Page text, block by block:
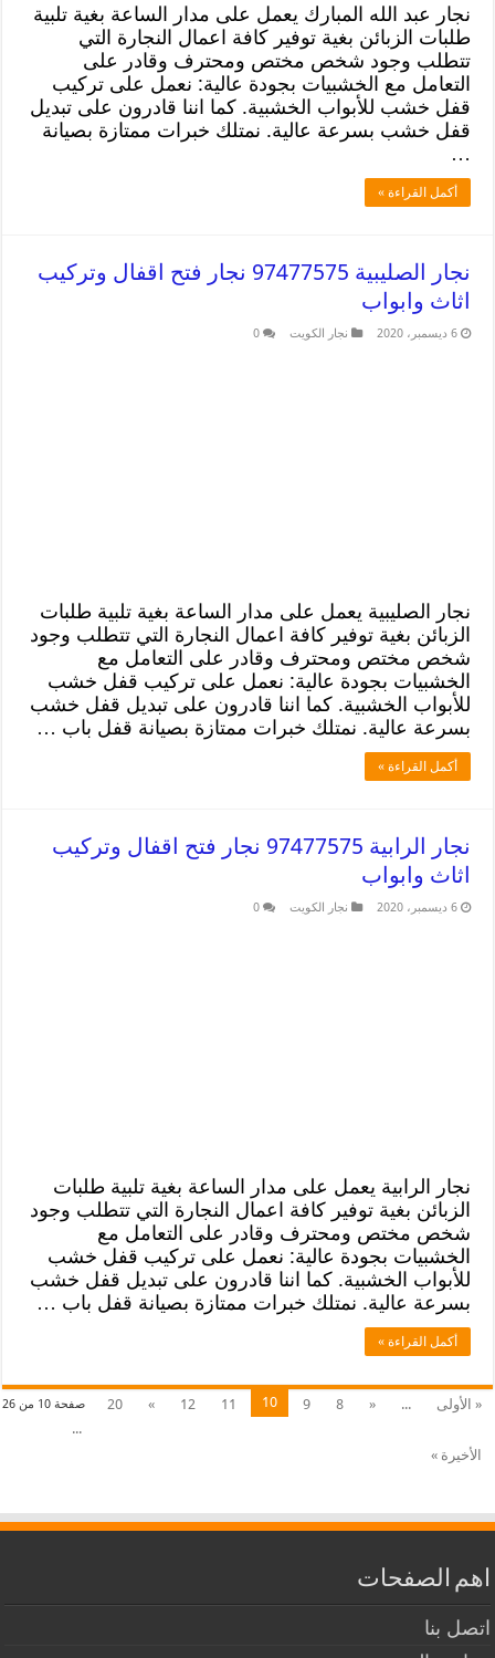
نجار عبد الله المبارك يعمل على مدار الساعة بغية تلبية
طلبات الزبائن بغية توفير كافة اعمال النجارة التي
تتطلب وجود شخص مختص ومحترف وقادر على
التعامل مع الخشبيات بجودة عالية: نعمل على تركيب
قفل خشب للأبواب الخشبية. كما اننا قادرون على تبديل
قفل خشب بسرعة عالية. نمتلك خبرات ممتازة بصيانة
…
أكمل القراءة »
نجار الصليبية 97477575 نجار فتح اقفال وتركيب
اثاث وابواب
6 ديسمبر، 2020 نجار الكويت 0
نجار الصليبية يعمل على مدار الساعة بغية تلبية طلبات
الزبائن بغية توفير كافة اعمال النجارة التي تتطلب وجود
شخص مختص ومحترف وقادر على التعامل مع
الخشبيات بجودة عالية: نعمل على تركيب قفل خشب
للأبواب الخشبية. كما اننا قادرون على تبديل قفل خشب
بسرعة عالية. نمتلك خبرات ممتازة بصيانة قفل باب …
أكمل القراءة »
نجار الرابية 97477575 نجار فتح اقفال وتركيب
اثاث وابواب
6 ديسمبر، 2020 نجار الكويت 0
نجار الرابية يعمل على مدار الساعة بغية تلبية طلبات
الزبائن بغية توفير كافة اعمال النجارة التي تتطلب وجود
شخص مختص ومحترف وقادر على التعامل مع
الخشبيات بجودة عالية: نعمل على تركيب قفل خشب
للأبواب الخشبية. كما اننا قادرون على تبديل قفل خشب
بسرعة عالية. نمتلك خبرات ممتازة بصيانة قفل باب …
أكمل القراءة »
صفحة 10 من 26 « الأولى ...
«
8
9
10
11
12
»
20
...
الأخيرة »
اهم الصفحات
اتصل بنا